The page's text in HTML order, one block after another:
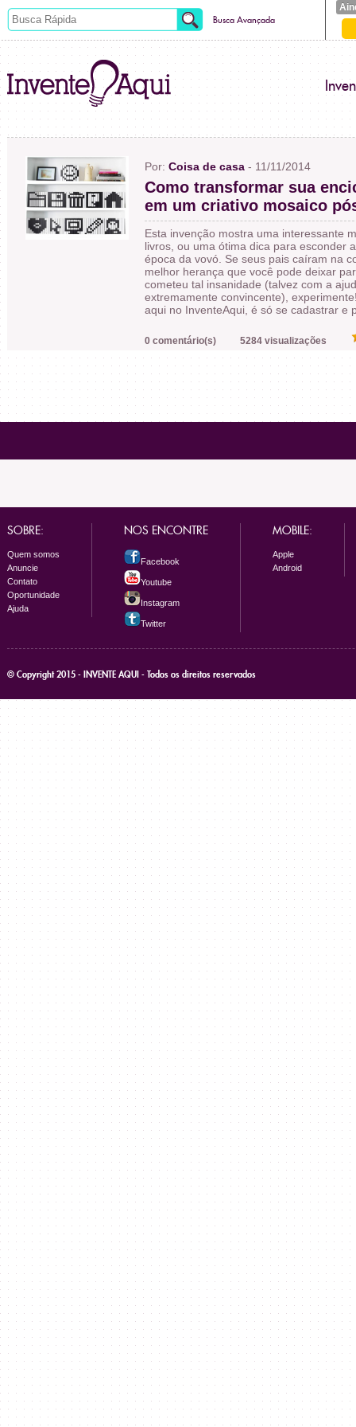
Busca Avançada
Por: Coisa de casa - 11/11/2014
Como transformar sua
em um criativo mosaico
Esta invenção mostra uma interessante
livros, ou uma ótima dica para esconder
época da vovó. Se seus pais caíram na
melhor herança que você pode deixar
cometeu tal insanidade (talvez com a
extremamente convincente),
aqui no InventeAqui, é só se cadastrar e
0 comentário(s) 5284 visualizações
SOBRE:
Quem somos
Anuncie
Contato
Oportunidade
Ajuda
NOS ENCONTRE
Facebook
Youtube
Instagram
Twitter
MOBILE:
Apple
Android
© Copyright 2015 - INVENTE AQUI - Todos os direitos reservados